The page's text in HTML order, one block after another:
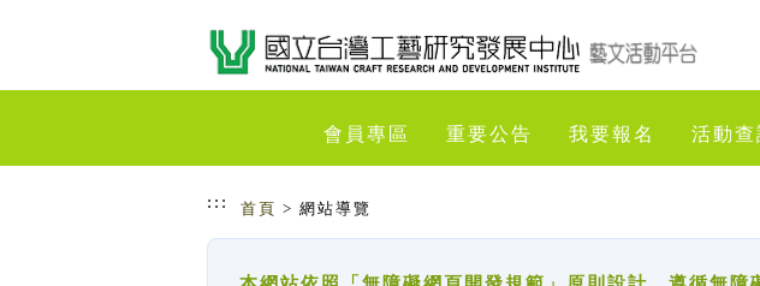
會員專區 重要公告 我要報名 活動查
::: 首頁 > 網站導覽